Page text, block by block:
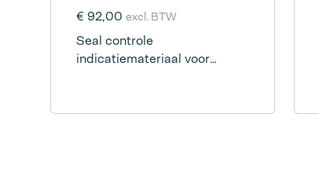
€ 92,00 excl. BTW
Seal controle
indicatiemateriaal voor